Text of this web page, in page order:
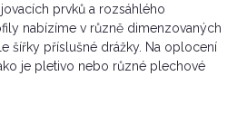
prvků a rozsáhlého
nabízíme v různě dimenzovaných
šířky příslušné drážky. Na oplocení
je pletivo nebo různé plechové